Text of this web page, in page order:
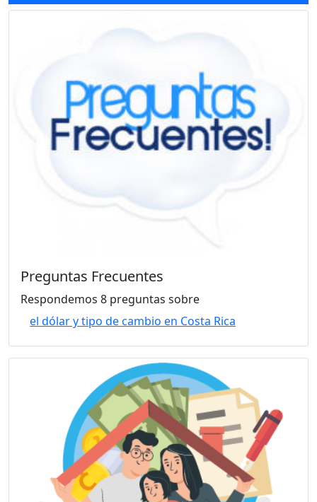
Preguntas Frecuentes
Respondemos 8 preguntas sobre
el dólar y tipo de cambio en Costa Rica